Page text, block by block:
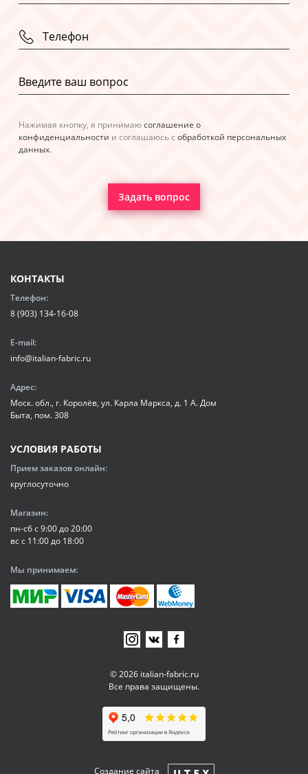
Нажимая кнопку, я принимаюсоглашение о
конфиденциальности и соглашаюсь с обработкой персональных
данных.
Задать вопрос
© 2026 italian-fabric.ru
Все права защищены.
Создание сайта
КОНТАКТЫ
Телефон:
8 (903) 134-16-08
E-mail:
info@italian-fabric.ru
Адрес:
Моск. обл., г. Королёв, ул. Карла Маркса, д. 1 А. Дом
Быта, пом. 308
УСЛОВИЯ РАБОТЫ
Прием заказов онлайн:
круглосуточно
Магазин:
пн-сб с 9:00 до 20:00
вс с 11:00 до 18:00
Мы принимаем: